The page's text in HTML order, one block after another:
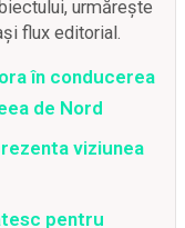
urmărește
flux editorial.
în conducerea
de Nord
viziunea
pentru